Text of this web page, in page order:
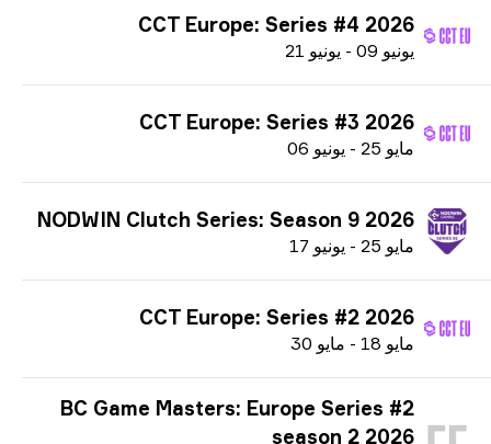
CCT Europe: Series #4 2026
يونيو 09
-يونيو 21
CCT Europe: Series #3 2026
م ايو 25
-يونيو 06
NODWIN Clutch Series: Season 9 2026
م ايو 25
-يونيو 17
CCT Europe: Series #2 2026
م ايو 18
-م ايو 30
BC Game Masters: Europe Series #2
season 2 2026